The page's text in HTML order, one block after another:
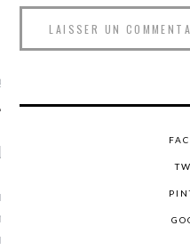
TWITTER
@Isa_Monrozier
ARCACHON
je t'aime, my little bassin
comment ? "